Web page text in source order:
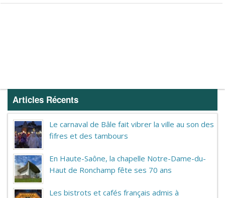
Articles Récents
Le carnaval de Bâle fait vibrer la ville au son des
fifres et des tambours
En Haute-Saône, la chapelle Notre-Dame-du-
Haut de Ronchamp fête ses 70 ans
Les bistrots et cafés français admis à